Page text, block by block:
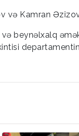
və Kamran
beynəlxalq